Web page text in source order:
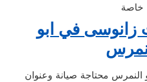
خاصة
زانوسى في ابو
النمرس محتاجة صيانة وعنوان